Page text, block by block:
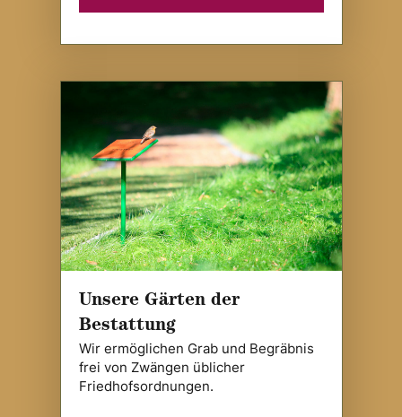
Unsere Gärten der
Bestattung
Wir ermöglichen Grab und Begräbnis
frei von Zwängen üblicher
Friedhofsordnungen.